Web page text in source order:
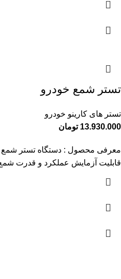
تستر شمع خودرو
تستر های کارینو خودرو
13.930.000 تومان
قابلیت آزمایش عملکرد و قدرت